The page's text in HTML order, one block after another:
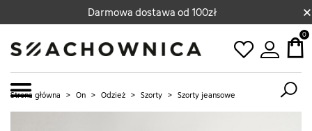
Darmowa dostawa od 100zł ×
0
Strona główna > On > Odzież > Szorty > Szorty jeansowe